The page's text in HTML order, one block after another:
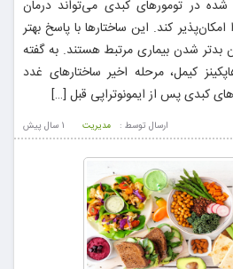
در تومورهای کبدی می‌تواند درمان
امکان‌پذیر کند. این ساختارها با پاسخ بهتر
بدتر شدن بیماری مرتبط هستند. به گفته
کیمل، مرحله اخیر ساختارهای غدد
کبدی پس از ایمونوتراپی قبل […]
1 سال پيش ارسال توسط : مدیریت